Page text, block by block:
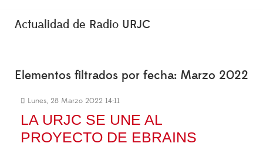
Actualidad de Radio URJC
Elementos filtrados por fecha: Marzo 2022
Lunes, 28 Marzo 2022 14:11
LA URJC SE UNE AL
PROYECTO DE EBRAINS